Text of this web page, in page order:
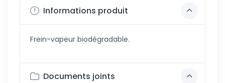
Informations produit
Frein-vapeur biodégradable.
Documents joints